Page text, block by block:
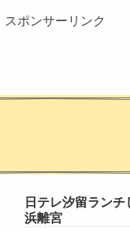
スポンサーリンク
日テレ汐留ラン
浜離宮